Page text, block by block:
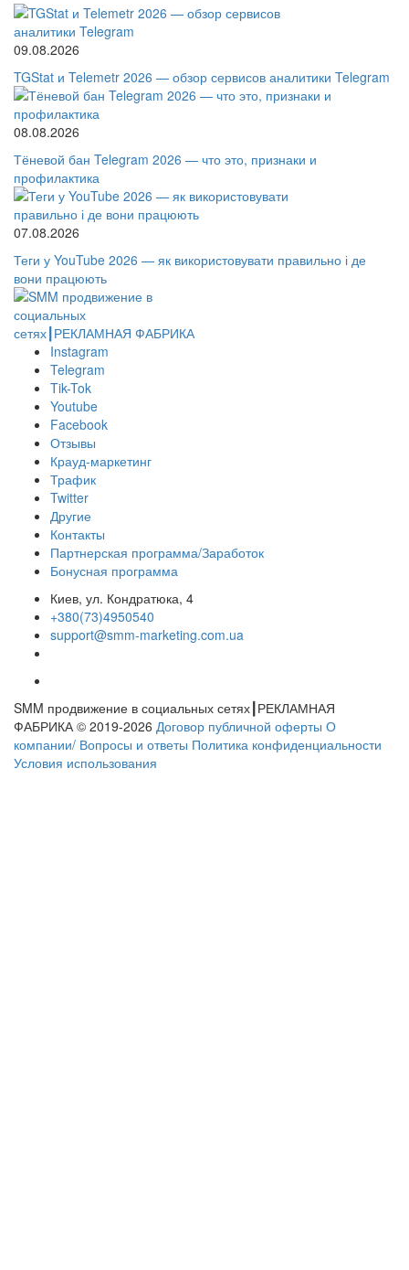
09.08.2026
TGStat и Telemetr 2026 — обзор сервисов аналитики Telegram
08.08.2026
Тёневой бан Telegram 2026 — что это, признаки и
профилактика
07.08.2026
Теги у YouTube 2026 — як використовувати правильно і де
вони працюють
Instagram
Telegram
Tik-Tok
Youtube
Facebook
Отзывы
Крауд-маркетинг
Трафик
Twitter
Другие
Контакты
Партнерская программа/Заработок
Бонусная программа
Киев, ул. Кондратюка, 4
+380(73)4950540
support@smm-marketing.com.ua
SMM продвижение в социальных сетях┃РЕКЛАМНАЯ
ФАБРИКА © 2019-2026 Договор публичной оферты О
компании/ Вопросы и ответы Политика конфиденциальности
Условия использования